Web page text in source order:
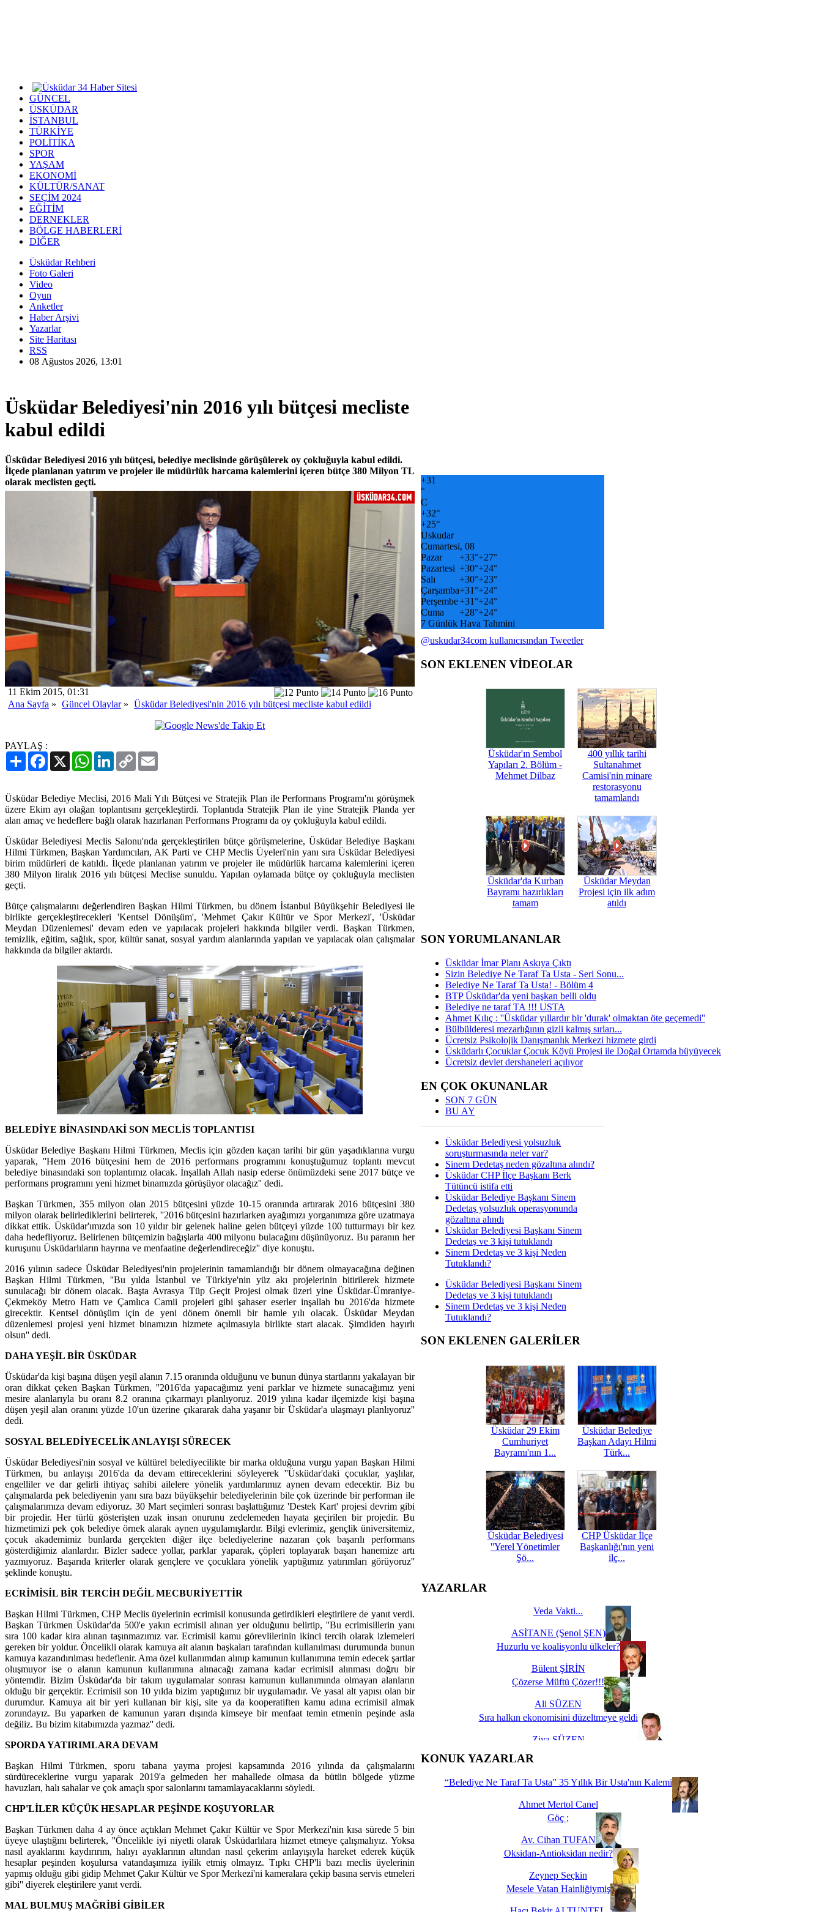
GÜNCEL
ÜSKÜDAR
İSTANBUL
TÜRKİYE
POLİTİKA
SPOR
YAŞAM
EKONOMİ
KÜLTÜR/SANAT
SEÇİM 2024
EĞİTİM
DERNEKLER
BÖLGE HABERLERİ
DİĞER
Üsküdar Rehberi
Foto Galeri
Video
Oyun
Anketler
Haber Arşivi
Yazarlar
Site Haritası
RSS
08 Ağustos 2026, 13:01
Üsküdar Belediyesi'nin 2016 yılı bütçesi mecliste
kabul edildi
Üsküdar Belediyesi 2016 yılı bütçesi, belediye meclisinde görüşülerek oy çokluğuyla kabul edildi.
İlçede planlanan yatırım ve projeler ile müdürlük harcama kalemlerini içeren bütçe 380 Milyon TL
olarak meclisten geçti.
11 Ekim 2015, 01:31
Ana Sayfa » Güncel Olaylar» Üsküdar Belediyesi'nin 2016 yılı bütçesi mecliste kabul edildi
PAYLAŞ :
PaylaşFacebook
X WhatsAppLinkedIn
Copy
Link
Üsküdar Belediye Meclisi, 2016 Mali Yılı Bütçesi ve Stratejik Plan ile Performans Programı'nı görüşmek
üzere Ekim ayı olağan toplantısını gerçekleştirdi. Toplantıda Stratejik Plan ile yine Stratejik Planda yer
alan amaç ve hedeflere bağlı olarak hazırlanan Performans Programı da oy çokluğuyla kabul edildi.
Üsküdar Belediyesi Meclis Salonu'nda gerçekleştirilen bütçe görüşmelerine, Üsküdar Belediye Başkanı
Hilmi Türkmen, Başkan Yardımcıları, AK Parti ve CHP Meclis Üyeleri'nin yanı sıra Üsküdar Belediyesi
birim müdürleri de katıldı. İlçede planlanan yatırım ve projeler ile müdürlük harcama kalemlerini içeren
380 Milyon liralık 2016 yılı bütçesi Meclise sunuldu. Yapılan oylamada bütçe oy çokluğuyla meclisten
geçti.
Bütçe çalışmalarını değerlendiren Başkan Hilmi Türkmen, bu dönem İstanbul Büyükşehir Belediyesi ile
birlikte gerçekleştirecekleri 'Kentsel Dönüşüm', 'Mehmet Çakır Kültür ve Spor Merkezi', 'Üsküdar
Meydan Düzenlemesi' devam eden ve yapılacak projeleri hakkında bilgiler verdi. Başkan Türkmen,
temizlik, eğitim, sağlık, spor, kültür sanat, sosyal yardım alanlarında yapılan ve yapılacak olan çalışmalar
hakkında da bilgiler aktardı.
BELEDİYE BİNASINDAKİ SON MECLİS TOPLANTISI
Üsküdar Belediye Başkanı Hilmi Türkmen, Meclis için gözden kaçan tarihi bir gün yaşadıklarına vurgu
yaparak, ''Hem 2016 bütçesini hem de 2016 performans programını konuştuğumuz toplantı mevcut
belediye binasındaki son toplantımız olacak. İnşallah Allah nasip ederse önümüzdeki sene 2017 bütçe ve
performans programını yeni hizmet binamızda görüşüyor olacağız'' dedi.
Başkan Türkmen, 355 milyon olan 2015 bütçesini yüzde 10-15 oranında artırarak 2016 bütçesini 380
milyon olarak belirlediklerini belirterek, ''2016 bütçesini hazırlarken ayağımızı yorganımıza göre uzatmaya
dikkat ettik. Üsküdar'ımızda son 10 yıldır bir gelenek haline gelen bütçeyi yüzde 100 tutturmayı bir kez
daha hedefliyoruz. Belirlenen bütçemizin bağışlarla 400 milyonu bulacağını düşünüyoruz. Bu paranın her
kuruşunu Üsküdarlıların hayrına ve menfaatine değerlendireceğiz'' diye konuştu.
2016 yılının sadece Üsküdar Belediyesi'nin projelerinin tamamlandığı bir dönem olmayacağına değinen
Başkan Hilmi Türkmen, ''Bu yılda İstanbul ve Türkiye'nin yüz akı projelerinin bitirilerek hizmete
sunulacağı bir dönem olacak. Başta Avrasya Tüp Geçit Projesi olmak üzeri yine Üsküdar-Ümraniye-
Çekmeköy Metro Hattı ve Çamlıca Camii projeleri gibi şahaser eserler inşallah bu 2016'da hizmete
girecektir. Kentsel dönüşüm için de yeni dönem önemli bir hamle yılı olacak. Üsküdar Meydan
düzenlemesi projesi yeni hizmet binamızın hizmete açılmasıyla birlikte start alacak. Şimdiden hayırlı
olsun'' dedi.
DAHA YEŞİL BİR ÜSKÜDAR
Üsküdar'da kişi başına düşen yeşil alanın 7.15 oranında olduğunu ve bunun dünya startlarını yakalayan bir
oran dikkat çeken Başkan Türkmen, ''2016'da yapacağımız yeni parklar ve hizmete sunacağımız yeni
mesire alanlarıyla bu oranı 8.2 oranına çıkarmayı planlıyoruz. 2019 yılına kadar ilçemizde kişi başına
düşen yeşil alan oranını yüzde 10'un üzerine çıkararak daha yaşanır bir Üsküdar'a ulaşmayı planlıyoruz''
dedi.
SOSYAL BELEDİYECELİK ANLAYIŞI SÜRECEK
Üsküdar Belediyesi'nin sosyal ve kültürel belediyecilikte bir marka olduğuna vurgu yapan Başkan Hilmi
Türkmen, bu anlayışı 2016'da da devam ettireceklerini söyleyerek ''Üsküdar'daki çocuklar, yaşlılar,
engelliler ve dar gelirli ihtiyaç sahibi ailelere yönelik yardımlarımız aynen devam edecektir. Biz bu
çalışmalarda pek belediyenin yanı sıra bazı büyükşehir belediyelerinin bile çok üzerinde bir performan ile
çalışmalarımıza devam ediyoruz. 30 Mart seçimleri sonrası başlattığımız 'Destek Kart' projesi devrim gibi
bir projedir. Her türlü gösterişten uzak insan onurunu zedelemeden hayata geçirilen bir projedir. Bu
hizmetimizi pek çok belediye örnek alarak aynen uygulamışlardır. Bilgi evlerimiz, gençlik üniversitemiz,
çocuk akademimiz bunlarda gerçekten diğer ilçe belediyelerine nazaran çok başarılı performans
gösterdiğimiz alanlardır. Bizler sadece yollar, parklar yaparak, çöpleri toplayarak başarı hanemize artı
yazmıyoruz. Başarıda kriterler olarak gençlere ve çocuklara yönelik yaptığımız yatırımları görüyoruz''
şeklinde konuştu.
ECRİMİSİL BİR TERCİH DEĞİL MECBURİYETTİR
Başkan Hilmi Türkmen, CHP Meclis üyelerinin ecrimisil konusunda getirdikleri eleştirilere de yanıt verdi.
Başkan Türkmen Üsküdar'da 500'e yakın ecrimisil alınan yer olduğunu belirtip, ''Bu ecrimisillerin yanı
sıra 100 kadar kira alınan taşınmazımız var. Ecrimisil kamu görevlilerinin ikinci tercih olarak izlemeleri
gereken bir yoldur. Öncelikli olarak kamuya ait alanın başkaları tarafından kullanılması durumunda bunun
kamuya kazandırılması hedeflenir. Ama özel kullanımdan alınıp kamunun kullanımına temin edecek şartlar
oluşmuyor ise o alanın kamunun kullanımına alınacağı zamana kadar ecrimisil alınması doğru bir
yöntemdir. Bizim Üsküdar'da bir takım uygulamalar sonrası kamunun kullanımında olmayan alanların
olduğu bir gerçektir. Ecrimisil son 10 yılda bizim yaptığımız bir uygulamadır. Ve yasal alt yapısı olan bir
durumdur. Kamuya ait bir yeri kullanan bir kişi, site ya da kooperatiften kamu adına ecrimisil almak
zorundayız. Bu yaparken de kamunun yararı dışında kimseye bir menfaat temin etmenin peşinde asla
değiliz. Bu bizim kitabımızda yazmaz'' dedi.
SPORDA YATIRIMLARA DEVAM
Başkan Hilmi Türkmen, sporu tabana yayma projesi kapsamında 2016 yılında da çalışmalarını
sürdüreceklerine vurgu yaparak 2019'a gelmeden her mahallede olmasa da bütün bölgede yüzme
havuzları, halı sahalar ve çok amaçlı spor salonlarını tamamlayacaklarını söyledi.
CHP'LİLER KÜÇÜK HESAPLAR PEŞİNDE KOŞUYORLAR
Başkan Türkmen daha 4 ay önce açtıkları Mehmet Çakır Kültür ve Spor Merkezi'nin kısa sürede 5 bin
üyeye ulaştığını belirterek, ''Öncelikle iyi niyetli olarak Üsküdarlılara hizmet etmeye çalışmalıyız. Yoksa
nasıl ayaklarını kaydırırım, halıyı ayaklarının altından nasıl çekerim anlayışıyla hareket ederek küçük
hesaplar peşinden koşulursa vatandaşımıza iyilik etmiş olmayız. Tıpkı CHP'li bazı meclis üyelerinin
yapmış olduğu gibi gidip Mehmet Çakır Kültür ve Spor Merkezi'ni kameralara çekip basına servis etmeleri
gibi'' diyerek eleştirilere yanıt verdi.
MAL BULMUŞ MAĞRİBİ GİBİLER
+31
°
C
+32°
+25°
Uskudar
Cumartesi, 08
Pazar
+33°+27°
Pazartesi +30°+24°
Salı
+30°+23°
Çarşamba+31°+24°
Perşembe+31°+24°
Cuma
+28°+24°
7 Günlük Hava Tahmini
@uskudar34com kullanıcısından Tweetler
SON EKLENEN VİDEOLAR
Üsküdar'ın Sembol
Yapıları 2. Bölüm -
Mehmet Dilbaz
400 yıllık tarihi
Sultanahmet
Camisi'nin minare
restorasyonu
tamamlandı
Üsküdar'da Kurban
Bayramı hazırlıkları
tamam
Üsküdar Meydan
Projesi için ilk adım
atıldı
SON YORUMLANANLAR
Üsküdar İmar Planı Askıya Çıktı
Sizin Belediye Ne Taraf Ta Usta - Seri Sonu...
Belediye Ne Taraf Ta Usta! - Bölüm 4
BTP Üsküdar'da yeni başkan belli oldu
Belediye ne taraf TA !!! USTA
Ahmet Kılıç : ''Üsküdar yıllardır bir 'durak' olmaktan öte geçemedi''
Bülbülderesi mezarlığının gizli kalmış sırları...
Ücretsiz Psikolojik Danışmanlık Merkezi hizmete girdi
Üsküdarlı Çocuklar Çocuk Köyü Projesi ile Doğal Ortamda büyüyecek
Ücretsiz devlet dershaneleri açılıyor
EN ÇOK OKUNANLAR
SON 7 GÜN
BU AY
Üsküdar Belediyesi yolsuzluk
soruşturmasında neler var?
Sinem Dedetaş neden gözaltına alındı?
Üsküdar CHP İlçe Başkanı Berk
Tütüncü istifa etti
Üsküdar Belediye Başkanı Sinem
Dedetaş yolsuzluk operasyonunda
gözaltına alındı
Üsküdar Belediyesi Başkanı Sinem
Dedetaş ve 3 kişi tutuklandı
Sinem Dedetaş ve 3 kişi Neden
Tutuklandı?
Üsküdar Belediyesi Başkanı Sinem
Dedetaş ve 3 kişi tutuklandı
Sinem Dedetaş ve 3 kişi Neden
Tutuklandı?
SON EKLENEN GALERİLER
Üsküdar 29 Ekim
Cumhuriyet
Bayramı'nın 1...
Üsküdar Belediye
Başkan Adayı Hilmi
Türk...
Üsküdar Belediyesi
''Yerel Yönetimler
Şö...
CHP Üsküdar İlçe
Başkanlığı'nın yeni
ilç...
YAZARLAR
Veda Vakti...
ASİTANE (Şenol ŞEN)
Huzurlu ve koalisyonlu ülkeler?
Bülent ŞİRİN
Çözerse Müftü Çözer!!!
Ali SÜZEN
Sıra halkın ekonomisini düzeltmeye geldi
Ziya SÜZEN
İşte Biz buyuz...
KONUK YAZARLAR
“Belediye Ne Taraf Ta Usta” 35 Yıllık Bir Usta'nın Kalemi
Ahmet Mertol Canel
Göç ;
Av. Cihan TUFAN
Oksidan-Antioksidan nedir?
Zeynep Seçkin
Mesele Vatan Hainliğiymiş
Hacı Bekir ALTUNTEL